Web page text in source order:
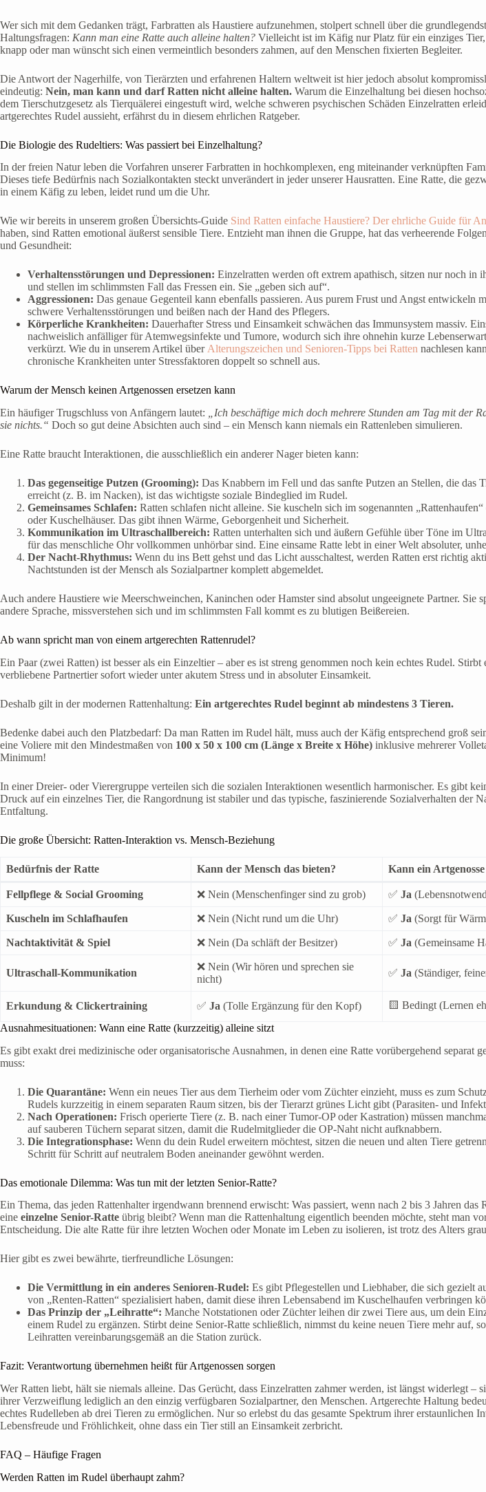
Wer sich mit dem Gedanken trägt, Farbratten als Haustiere aufzunehmen, stolpert schnell über die
Haltungsfragen: Kann man eine Ratte auch alleine halten? Vielleicht ist im Käfig nur Platz für ein einziges
knapp oder man wünscht sich einen vermeintlich besonders zahmen, auf den Menschen fixierten Begleiter.
Die Antwort der Nagerhilfe, von Tierärzten und erfahrenen Haltern weltweit ist hier jedoch absolut
eindeutig: Nein, man kann und darf Ratten nicht alleine halten. Warum die Einzelhaltung bei diesen
dem Tierschutzgesetz als Tierquälerei eingestuft wird, welche schweren psychischen Schäden Einzelratten
artgerechtes Rudel aussieht, erfährst du in diesem ehrlichen Ratgeber.
Die Biologie des Rudeltiers: Was passiert bei Einzelhaltung?
In der freien Natur leben die Vorfahren unserer Farbratten in hochkomplexen, eng miteinander verknüpften
Dieses tiefe Bedürfnis nach Sozialkontakten steckt unverändert in jeder unserer Hausratten. Eine Ratte, die
in einem Käfig zu leben, leidet rund um die Uhr.
Wie wir bereits in unserem großen Übersichts-Guide Sind Ratten einfache Haustiere? Der ehrliche Guide für
haben, sind Ratten emotional äußerst sensible Tiere. Entzieht man ihnen die Gruppe, hat das verheerende
und Gesundheit:
Verhaltensstörungen und Depressionen: Einzelratten werden oft extrem apathisch, sitzen nur noch in
und stellen im schlimmsten Fall das Fressen ein. Sie „geben sich auf“.
Aggressionen: Das genaue Gegenteil kann ebenfalls passieren. Aus purem Frust und Angst entwickeln
schwere Verhaltensstörungen und beißen nach der Hand des Pflegers.
Körperliche Krankheiten: Dauerhafter Stress und Einsamkeit schwächen das Immunsystem massiv.
nachweislich anfälliger für Atemwegsinfekte und Tumore, wodurch sich ihre ohnehin kurze
verkürzt. Wie du in unserem Artikel überAlterungszeichen und Senioren-Tipps bei Ratten nachlesen
chronische Krankheiten unter Stressfaktoren doppelt so schnell aus.
Warum der Mensch keinen Artgenossen ersetzen kann
Ein häufiger Trugschluss von Anfängern lautet:
„Ich beschäftige mich doch mehrere Stunden am Tag mit der
sie nichts.“ Doch so gut deine Absichten auch sind – ein Mensch kann niemals ein Rattenleben simulieren.
Eine Ratte braucht Interaktionen, die ausschließlich ein anderer Nager bieten kann:
Das gegenseitige Putzen (Grooming): Das Knabbern im Fell und das sanfte Putzen an Stellen, die das
erreicht (z. B. im Nacken), ist das wichtigste soziale Bindeglied im Rudel.
Gemeinsames Schlafen: Ratten schlafen nicht alleine. Sie kuscheln sich im sogenannten
oder Kuschelhäuser. Das gibt ihnen Wärme, Geborgenheit und Sicherheit.
Kommunikation im Ultraschallbereich: Ratten unterhalten sich und äußern Gefühle über Töne im
für das menschliche Ohr vollkommen unhörbar sind. Eine einsame Ratte lebt in einer Welt absoluter,
Der Nacht-Rhythmus: Wenn du ins Bett gehst und das Licht ausschaltest, werden Ratten erst richtig
Nachtstunden ist der Mensch als Sozialpartner komplett abgemeldet.
Auch andere Haustiere wie Meerschweinchen, Kaninchen oder Hamster sind absolut ungeeignete Partner. Sie
andere Sprache, missverstehen sich und im schlimmsten Fall kommt es zu blutigen Beißereien.
Ab wann spricht man von einem artgerechten Rattenrudel?
Ein Paar (zwei Ratten) ist besser als ein Einzeltier – aber es ist streng genommen noch kein echtes Rudel. Stirbt
verbliebene Partnertier sofort wieder unter akutem Stress und in absoluter Einsamkeit.
Deshalb gilt in der modernen Rattenhaltung: Ein artgerechtes Rudel beginnt ab mindestens 3 Tieren.
Bedenke dabei auch den Platzbedarf: Da man Ratten im Rudel hält, muss auch der Käfig entsprechend groß
eine Voliere mit den Mindestmaßen von 100 x 50 x 100 cm (Länge x Breite x Höhe) inklusive mehrerer
Minimum!
In einer Dreier- oder Vierergruppe verteilen sich die sozialen Interaktionen wesentlich harmonischer. Es gibt
Druck auf ein einzelnes Tier, die Rangordnung ist stabiler und das typische, faszinierende Sozialverhalten der
Entfaltung.
Die große Übersicht: Ratten-Interaktion vs. Mensch-Beziehung
Bedürfnis der Ratte Kann der Mensch das bieten? Kann ein
Fellpflege & Social Grooming ❌ Nein (Menschenfinger sind zu grob) ✅ Ja
Kuscheln im Schlafhaufen ❌ Nein (Nicht rund um die Uhr) ✅ Ja (Sorgt für
Nachtaktivität & Spiel ❌ Nein (Da schläft der Besitzer) ✅ Ja (Gemeinsame
Ultraschall-Kommunikation
❌ Nein (Wir hören und sprechen sie
nicht)
✅ Ja (Ständiger,
Erkundung & Clickertraining ✅ Ja (Tolle Ergänzung für den Kopf)
🟨 Bedingt (Lernen
Ausnahmesituationen: Wann eine Ratte (kurzzeitig) alleine sitzt
Es gibt exakt drei medizinische oder organisatorische Ausnahmen, in denen eine Ratte vorübergehend separat
muss:
Die Quarantäne: Wenn ein neues Tier aus dem Tierheim oder vom Züchter einzieht, muss es zum
Rudels kurzzeitig in einem separaten Raum sitzen, bis der Tierarzt grünes Licht gibt (Parasiten- und
Nach Operationen: Frisch operierte Tiere (z. B. nach einer Tumor-OP oder Kastration) müssen
auf sauberen Tüchern separat sitzen, damit die Rudelmitglieder die OP-Naht nicht aufknabbern.
Die Integrationsphase: Wenn du dein Rudel erweitern möchtest, sitzen die neuen und alten Tiere
Schritt für Schritt auf neutralem Boden aneinander gewöhnt werden.
Das emotionale Dilemma: Was tun mit der letzten Senior-Ratte?
Ein Thema, das jeden Rattenhalter irgendwann brennend erwischt: Was passiert, wenn nach 2 bis 3 Jahren das
eine einzelne Senior-Ratte übrig bleibt? Wenn man die Rattenhaltung eigentlich beenden möchte, steht man
Entscheidung. Die alte Ratte für ihre letzten Wochen oder Monate im Leben zu isolieren, ist trotz des Alters
Hier gibt es zwei bewährte, tierfreundliche Lösungen:
Die Vermittlung in ein anderes Senioren-Rudel: Es gibt Pflegestellen und Liebhaber, die sich gezielt
von „Renten-Ratten“ spezialisiert haben, damit diese ihren Lebensabend im Kuschelhaufen verbringen
Das Prinzip der „Leihratte“: Manche Notstationen oder Züchter leihen dir zwei Tiere aus, um dein
einem Rudel zu ergänzen. Stirbt deine Senior-Ratte schließlich, nimmst du keine neuen Tiere mehr auf,
Leihratten vereinbarungsgemäß an die Station zurück.
Fazit: Verantwortung übernehmen heißt für Artgenossen sorgen
Wer Ratten liebt, hält sie niemals alleine. Das Gerücht, dass Einzelratten zahmer werden, ist längst widerlegt –
ihrer Verzweiflung lediglich an den einzig verfügbaren Sozialpartner, den Menschen. Artgerechte Haltung
echtes Rudelleben ab drei Tieren zu ermöglichen. Nur so erlebst du das gesamte Spektrum ihrer erstaunlichen
Lebensfreude und Fröhlichkeit, ohne dass ein Tier still an Einsamkeit zerbricht.
FAQ – Häufige Fragen
Werden Ratten im Rudel überhaupt zahm?